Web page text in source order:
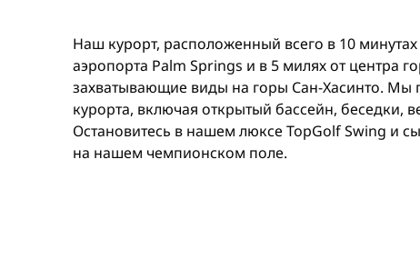
Наш курорт, расположенный всего в 10
аэропорта Palm Springs и в 5 милях от центра
захватывающие виды на горы Сан-Хасинто. Мы
курорта, включая открытый бассейн, беседки,
Остановитесь в нашем люксе TopGolf Swing и
на нашем чемпионском поле.